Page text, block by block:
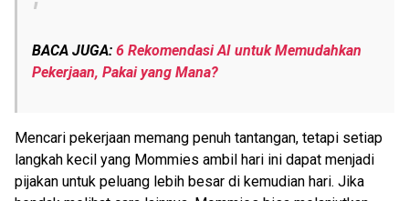
BACA JUGA: 6 Rekomendasi AI untuk Memudahkan
Pekerjaan, Pakai yang Mana?
Mencari pekerjaan memang penuh tantangan, tetapi setiap
langkah kecil yang Mommies ambil hari ini dapat menjadi
pijakan untuk peluang lebih besar di kemudian hari. Jika